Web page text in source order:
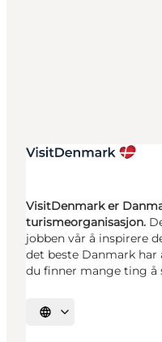
VisitDenmark er
turismeorganisasjon.
jobben vår å inspirere
det beste Danmark har
du finner mange ting å
Velg språk